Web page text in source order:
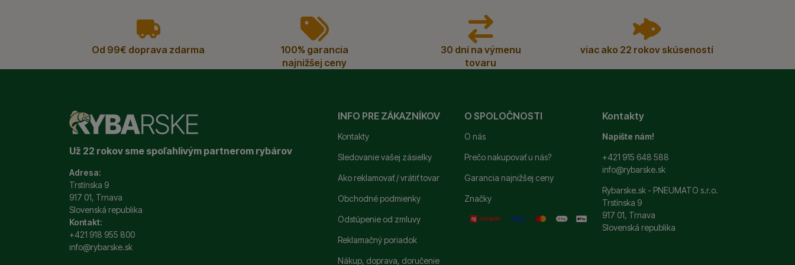
Od 99€ doprava zdarma
100% garancia
najnižšej ceny
30 dní na výmenu
tovaru
viac ako 22 rokov skúseností
Už 22 rokov sme spoľahlivým partnerom rybárov
Adresa:
Trstínska 9
917 01, Trnava
Slovenská republika
Kontakt:
+421 918 955 800
info@rybarske.sk
INFO PRE ZÁKAZNÍKOV
Kontakty
Sledovanie vašej zásielky
Ako reklamovať / vrátiť tovar
Obchodné podmienky
Odstúpenie od zmluvy
Reklamačný poriadok
Nákup, doprava, doručenie
O SPOLOČNOSTI
O nás
Prečo nakupovať u nás?
Garancia najnižšej ceny
Značky
Kontakty
Napište nám!
+421 915 648 588
info@rybarske.sk
Rybarske.sk - PNEUMATO s.r.o.
Trstínska 9
917 01, Trnava
Slovenská republika